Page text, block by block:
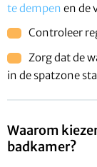
te dempen en de
Controleer
Zorg dat de
in de spatzone
Waarom
badkamer?